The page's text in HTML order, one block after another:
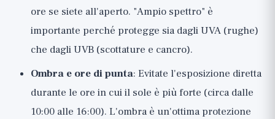
ore se siete all'aperto. "Ampio spettro" è
importante perché protegge sia dagli UVA (rughe)
che dagli UVB (scottature e cancro).
Ombra e ore di punta: Evitate l'esposizione diretta
durante le ore in cui il sole è più forte (circa dalle
10:00 alle 16:00). L'ombra è un'ottima protezione